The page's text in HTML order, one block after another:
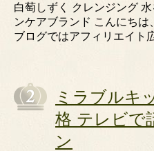
白萄しずく クレンジング
ンケアブランド こんにち
ブログではアフィリエイト
ミラブルキ
格 テレビで
ン